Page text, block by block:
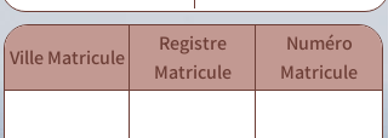
Ville Matricule
Registre
Matricule
Numéro
Matricule